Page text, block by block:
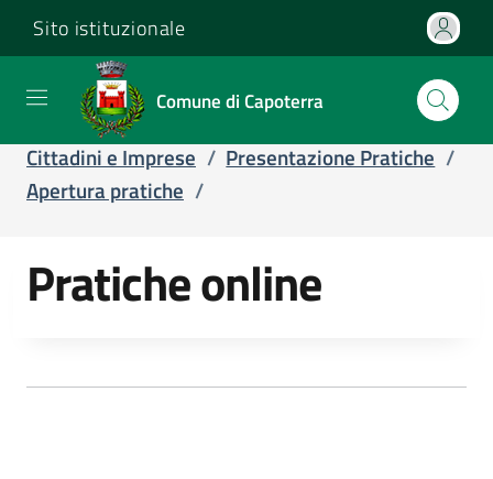
Sito istituzionale
Comune di Capoterra
/ Servizi
Cittadini e Imprese / Presentazione Pratiche /
Apertura pratiche /
Pratiche online